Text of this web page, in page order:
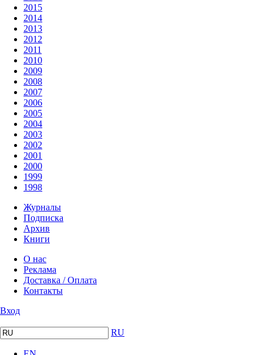
2015
2014
2013
2012
2011
2010
2009
2008
2007
2006
2005
2004
2003
2002
2001
2000
1999
1998
Журналы
Подписка
Архив
Книги
О нас
Реклама
Доставка / Оплата
Контакты
Вход
RU